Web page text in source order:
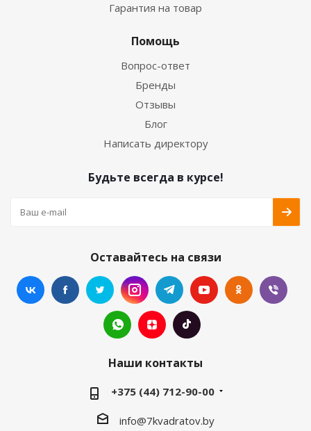
Гарантия на товар
Помощь
Вопрос-ответ
Бренды
Отзывы
Блог
Написать директору
Будьте всегда в курсе!
Оставайтесь на связи
Наши контакты
+375 (44) 712-90-00
info@7kvadratov.by